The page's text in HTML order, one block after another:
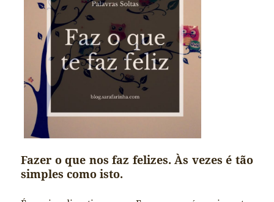
Fazer o que nos faz felizes. Às vezes é tão
simples como isto.